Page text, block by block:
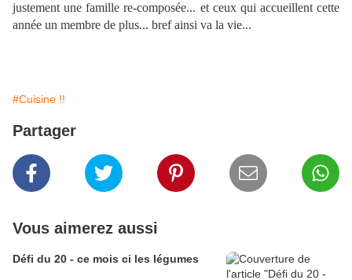
justement une famille re-composée... et ceux qui accueillent cette
année un membre de plus... bref ainsi va la vie...
#Cuisine !!
Partager
Vous aimerez aussi
Défi du 20 - ce mois ci les légumes